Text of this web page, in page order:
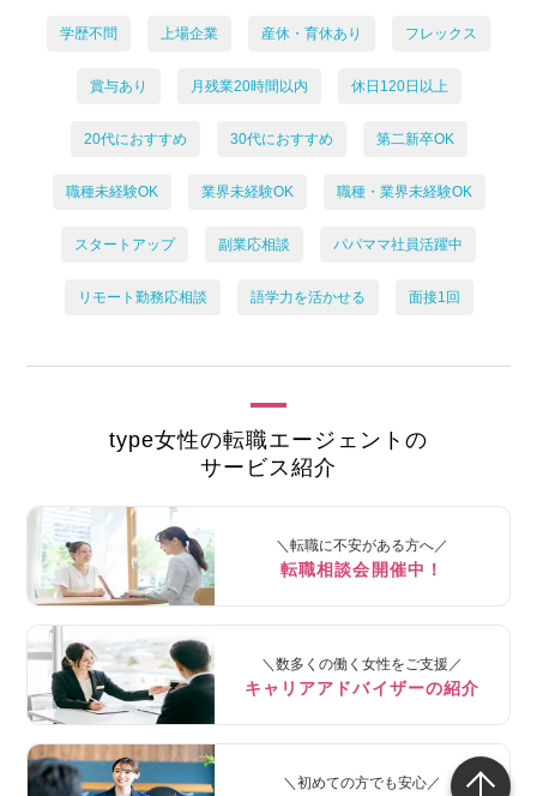
学歴不問 上場企業 産休・育休あり フレックス
賞与あり 月残業20時間以内 休日120日以上
20代におすすめ 30代におすすめ 第二新卒OK
職種未経験OK 業界未経験OK 職種・業界未経験OK
スタートアップ 副業応相談 パパママ社員活躍中
リモート勤務応相談 語学力を活かせる 面接1回
type女性の転職エージェントの
サービス紹介
＼転職に不安がある方へ／
転職相談会開催中！
＼数多くの働く女性をご支援／
キャリアアドバイザーの紹介
＼初めての方でも安心／